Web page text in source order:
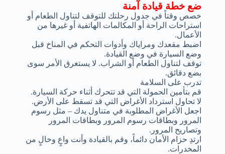
ضع خطة قيادة آمنة
خصص وقتاً في جدول رحلتك للتوقف لتناول الطعام أو
استراحات الراحة أو المكالمات الهاتفية أو غيرها من
الأعمال.
اضبط مقعدك ومراياك وأدوات التحكم في المناخ قبل
وضع السيارة في وضع القيادة.
توقف لتناول الطعام أو الشراب. لا يستغرق الأمر سوى
بضع دقائق.
تدرب على السلامة
قم بتأمين الحمولة التي قد تتحرك أثناء حركة السيارة.
لا تحاول استرداد الأغراض التي قد تسقط على الأرض.
اجعل الأغراض المطلوبة في متناول يدك – مثل رسوم
المرور وبطاقات رسوم المرور وبطاقات المرور
وتصاريح المرور.
ارتدِ حزام الأمان دائماً، وقم بالقيادة وأنت واعٍ وخالٍ من
المخدرات.